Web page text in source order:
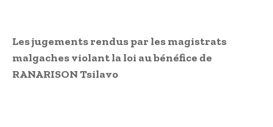
Les jugements rendus par les magistrats
malgaches violant la loi au bénéfice de
RANARISON Tsilavo